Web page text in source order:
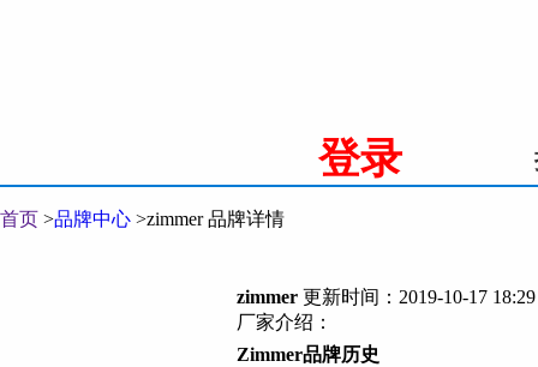
登录
首页 >品牌中心 >zimmer 品牌详情
zimmer 更新时间：2019-10-17 18:29
厂家介绍：
Zimmer品牌历史